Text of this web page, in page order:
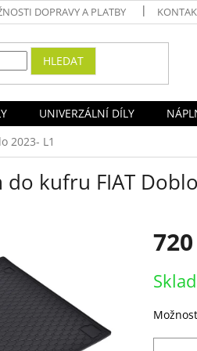
DOPRAVY A PLATBY
HLEDAT
UNIVERZÁLNÍ DÍLY
2023- L1
kufru FIAT
cena: